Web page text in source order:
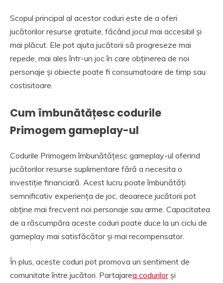
Scopul principal al acestor coduri este de a oferi
jucătorilor resurse gratuite, făcând jocul mai accesibil și
mai plăcut. Ele pot ajuta jucătorii să progreseze mai
repede, mai ales într-un joc în care obținerea de noi
personaje și obiecte poate fi consumatoare de timp sau
costisitoare.
Cum îmbunătățesc codurile
Primogem gameplay-ul
Codurile Primogem îmbunătățesc gameplay-ul oferind
jucătorilor resurse suplimentare fără a necesita o
investiție financiară. Acest lucru poate îmbunătăți
semnificativ experiența de joc, deoarece jucătorii pot
obține mai frecvent noi personaje sau arme. Capacitatea
de a răscumpăra aceste coduri poate duce la un ciclu de
gameplay mai satisfăcător și mai recompensator.
În plus, aceste coduri pot promova un sentiment de
comunitate între jucători. Partajarea codurilorși